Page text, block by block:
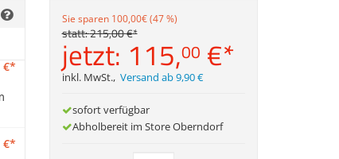
€*
€*
Sie sparen 100,00€ (47 %)
statt:215,00€*
jetzt: 115,00 €*
inkl. MwSt., Versand ab 9,90 €
sofort verfügbar
Abholbereit im Store Oberndorf